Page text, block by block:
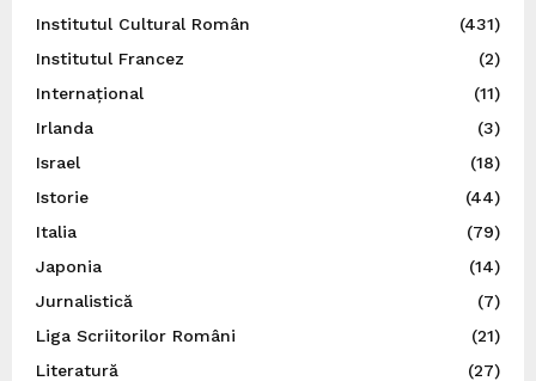
Institutul Cultural Român
(431)
Institutul Francez
(2)
Internațional
(11)
Irlanda
(3)
Israel
(18)
Istorie
(44)
Italia
(79)
Japonia
(14)
Jurnalistică
(7)
Liga Scriitorilor Români
(21)
Literatură
(27)